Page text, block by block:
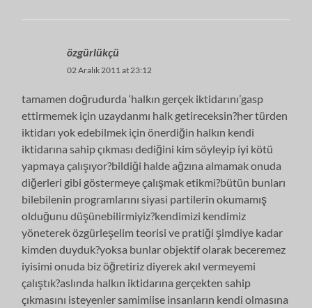
özgürlükçü
02 Aralık 2011 at 23:12
tamamen doğrudurda ‘halkın gerçek iktidarını’gasp
ettirmemek için uzaydanmı halk getireceksin?her türden
iktidarı yok edebilmek için önerdiğin halkın kendi
iktidarına sahip çıkması dediğini kim söyleyip iyi kötü
yapmaya çalışıyor?bildiği halde ağzına almamak onuda
diğerleri gibi göstermeye çalışmak etikmi?bütün bunları
bilebilenin programlarını siyasi partilerin okumamış
olduğunu düşünebilirmiyiz?kendimizi kendimiz
yöneterek özgürleşelim teorisi ve pratiği şimdiye kadar
kimden duyduk?yoksa bunlar objektif olarak beceremez
iyisimi onuda biz öğretiriz diyerek akıl vermeyemi
çalıştık?aslında halkın iktidarına gerçekten sahip
çıkmasını isteyenler samimiise insanların kendi olmasına